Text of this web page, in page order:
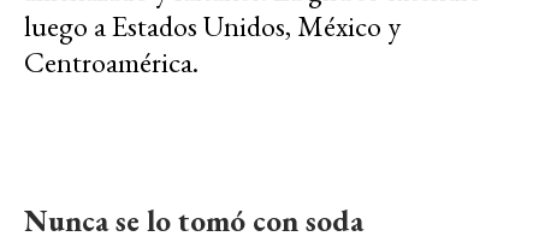
luego a Estados Unidos, México y
Centroamérica.
Nunca se lo tomó con soda